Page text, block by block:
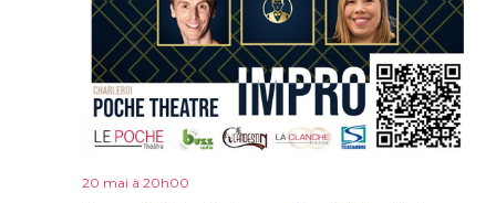
20 mai à 20h00